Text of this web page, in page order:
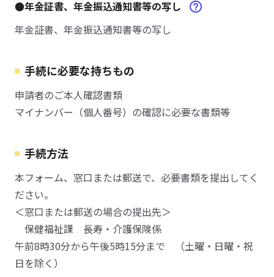
●年金証書、年金振込通知書等の写し
年金証書、年金振込通知書等の写し
手続に必要な持ちもの
申請者のご本人確認書類
マイナンバー（個人番号）の確認に必要な書類等
手続方法
本フォーム、窓口または郵送で、必要書類を提出してく
ださい。
＜窓口または郵送の場合の提出先＞
保健福祉課 長寿・介護保険係
午前8時30分から午後5時15分まで （土曜・日曜・祝
日を除く）